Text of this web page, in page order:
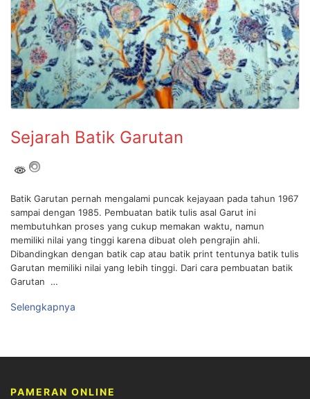
Sejarah Batik Garutan
Batik Garutan pernah mengalami puncak kejayaan pada tahun 1967
sampai dengan 1985. Pembuatan batik tulis asal Garut ini
membutuhkan proses yang cukup memakan waktu, namun
memiliki nilai yang tinggi karena dibuat oleh pengrajin ahli.
Dibandingkan dengan batik cap atau batik print tentunya batik tulis
Garutan memiliki nilai yang lebih tinggi. Dari cara pembuatan batik
Garutan …
Selengkapnya
PAMERAN ONLINE